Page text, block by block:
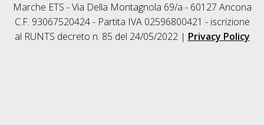
Marche ETS - Via Della Montagnola 69/a - 60127 Ancona
C.F. 93067520424 - Partita IVA 02596800421 - iscrizione
al RUNTS decreto n. 85 del 24/05/2022 | Privacy Policy